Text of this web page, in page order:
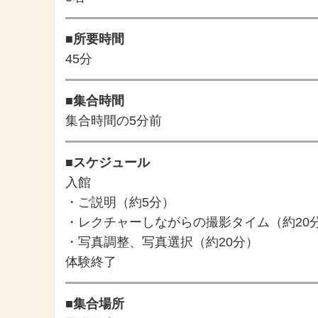
■所要時間
45分
■集合時間
集合時間の5分前
■スケジュール
入館
・ご説明（約5分）
・レクチャーしながらの撮影タイム（約20
・写真調整、写真選択（約20分）
体験終了
■集合場所